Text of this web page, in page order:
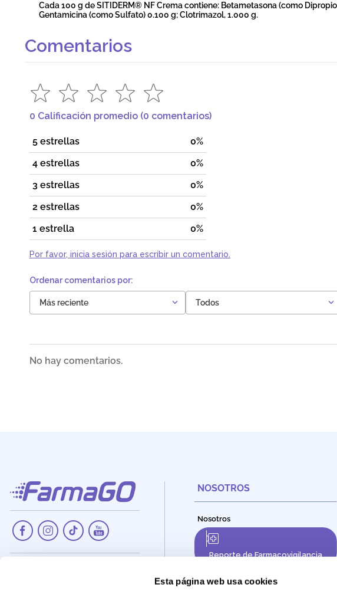
Esta página web usa cookies
Cada 100 g de SITIDERM® NF Crema contiene: Betametasona (como
Gentamicina (como Sulfato) 0.100 g; Clotrimazol, 1.000 g.
Comentarios
0 Calificación promedio (0 comentarios)
5 estrellas
0%
4 estrellas
0%
3 estrellas
0%
2 estrellas
0%
1 estrella
0%
Por favor, inicia sesión para escribir un comentario.
Más reciente Todos
No hay comentarios.
NOSOTROS
Nosotros
Reporte de Farmacovigilancia